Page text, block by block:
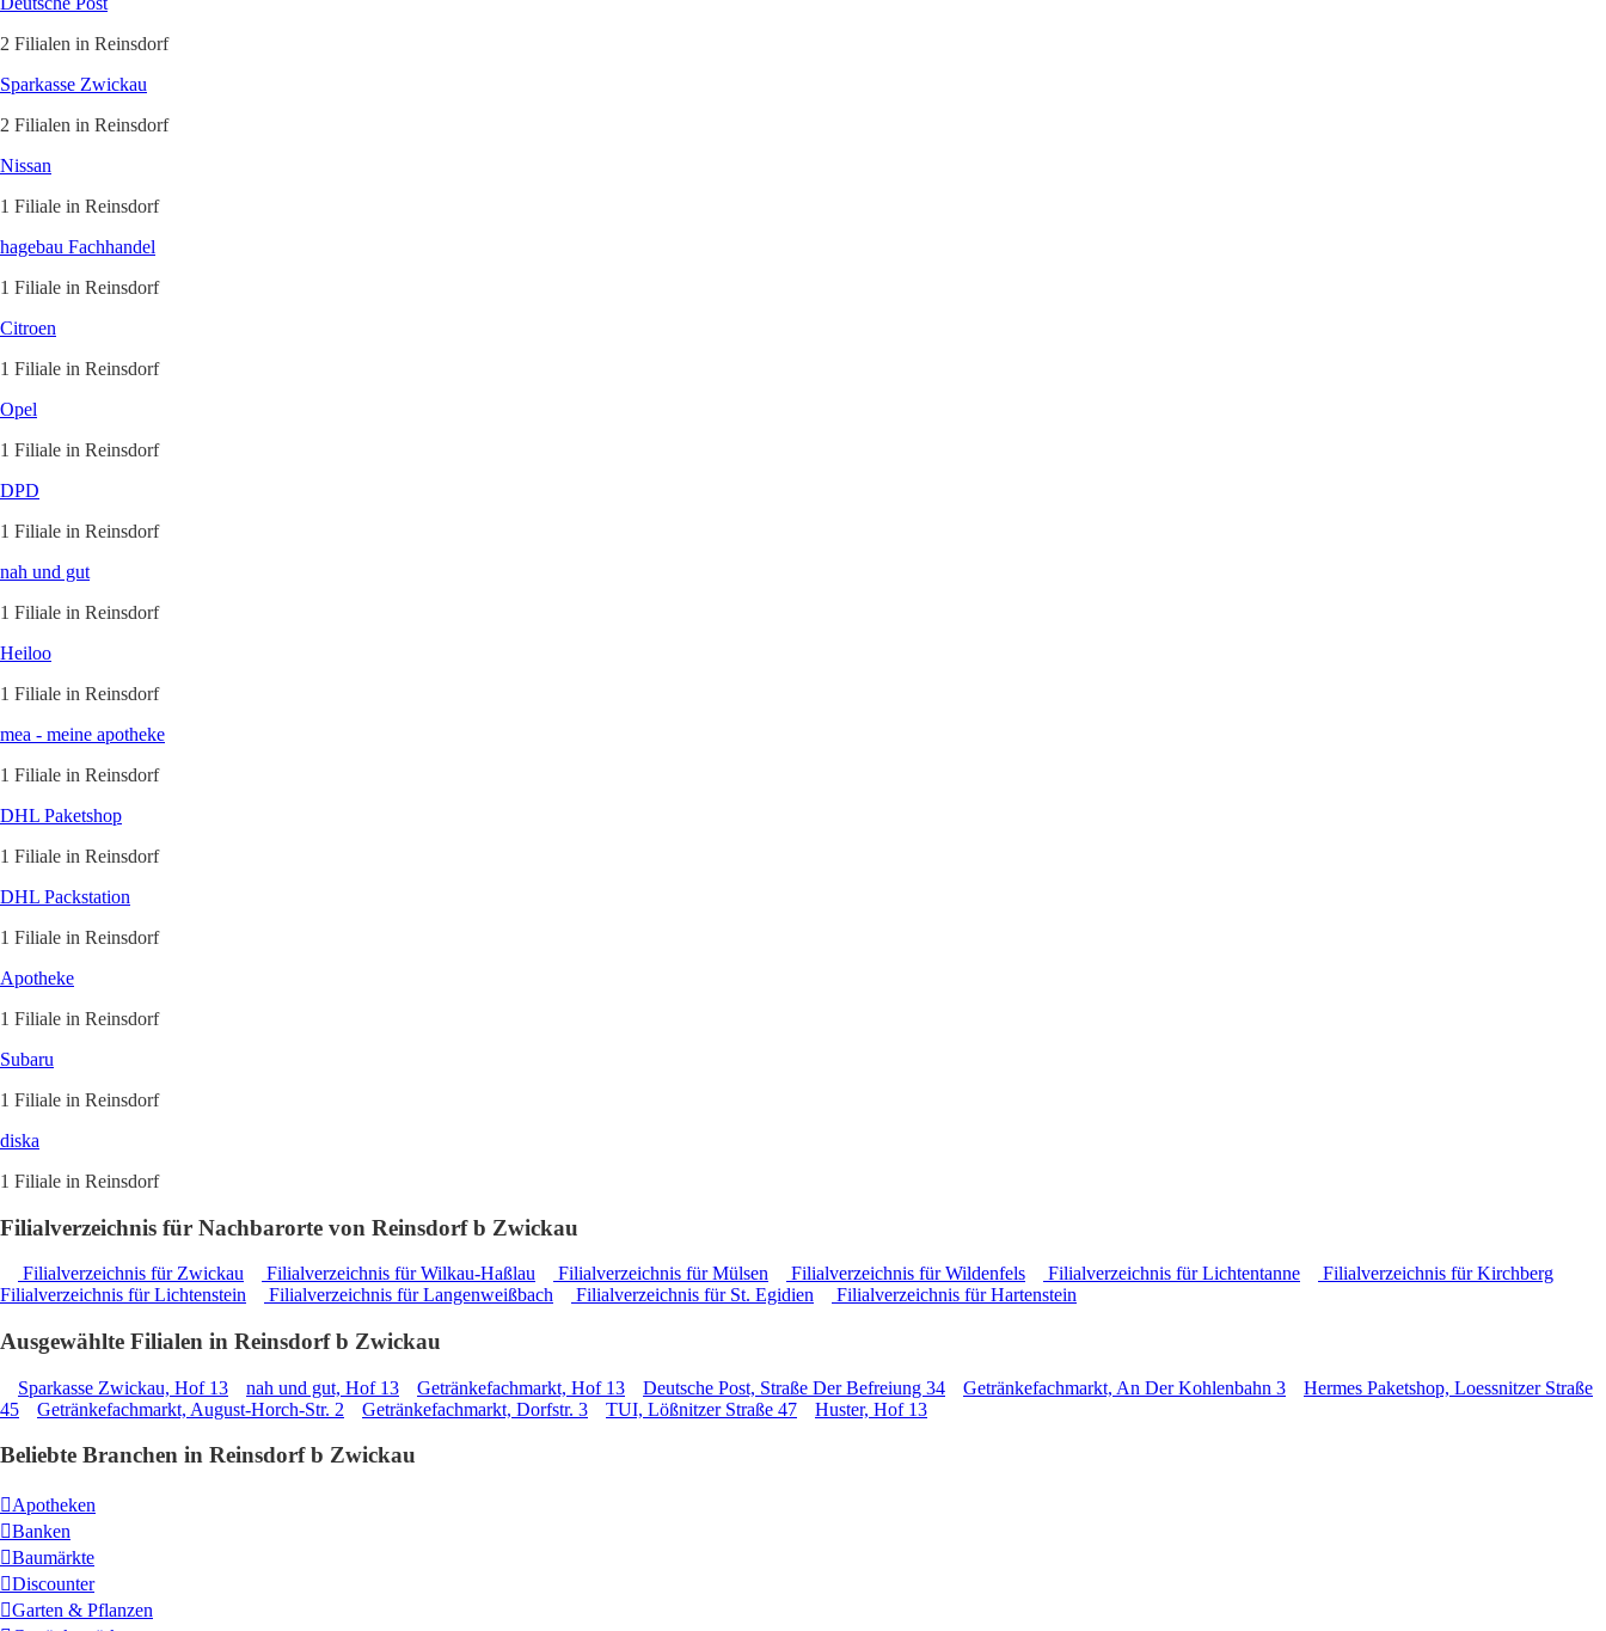
2 Filialen in Reinsdorf
Sparkasse Zwickau
2 Filialen in Reinsdorf
Nissan
1 Filiale in Reinsdorf
hagebau Fachhandel
1 Filiale in Reinsdorf
Citroen
1 Filiale in Reinsdorf
Opel
1 Filiale in Reinsdorf
DPD
1 Filiale in Reinsdorf
nah und gut
1 Filiale in Reinsdorf
Heiloo
1 Filiale in Reinsdorf
mea - meine apotheke
1 Filiale in Reinsdorf
DHL Paketshop
1 Filiale in Reinsdorf
DHL Packstation
1 Filiale in Reinsdorf
Apotheke
1 Filiale in Reinsdorf
Subaru
1 Filiale in Reinsdorf
diska
1 Filiale in Reinsdorf
Filialverzeichnis für Nachbarorte von Reinsdorf b Zwickau
Filialverzeichnis für Zwickau Filialverzeichnis für Wilkau-Haßlau Filialverzeichnis für Mülsen Filialverzeichnis für Wildenfels Filialverzeichnis für Lichtentanne
Filialverzeichnis für Kirchberg
Filialverzeichnis für Lichtenstein
Filialverzeichnis für Langenweißbach Filialverzeichnis für St. Egidien Filialverzeichnis für Hartenstein
Ausgewählte Filialen in Reinsdorf b Zwickau
Sparkasse Zwickau, Hof 13 nah und gut, Hof 13 Getränkefachmarkt, Hof 13 Deutsche Post, Straße Der Befreiung 34 Getränkefachmarkt, An Der Kohlenbahn 3
Hermes Paketshop, Loessnitzer Straße
45
Getränkefachmarkt, August-Horch-Str. 2 Getränkefachmarkt, Dorfstr. 3 TUI, Lößnitzer Straße 47 Huster, Hof 13
Beliebte Branchen in Reinsdorf b Zwickau
Apotheken
Banken
Baumärkte
Discounter
Garten & Pflanzen